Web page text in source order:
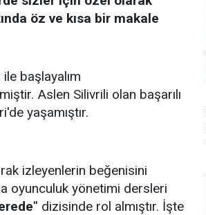
öz ve kısa bir makale
başlayalım
Aslen Silivrili olan başarılı
yaşamıştır.
izleyenlerin beğenisini
oyunculuk yönetimi dersleri
'' dizisinde rol almıştır. İşte